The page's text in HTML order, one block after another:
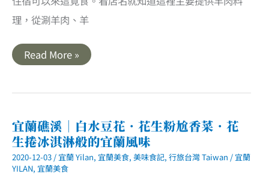
理，從涮羊肉、羊
宜
蘭
｜
一
碗
小
羊
肉．
天
Read More »
宜蘭礁溪｜白水豆花．花生粉尬香菜．花
生捲冰淇淋般的宜蘭風味
2020-12-03 / 宜蘭 Yilan, 宜蘭美食, 美味食記, 行旅台灣 Taiwan / 宜蘭
YILAN, 宜蘭美食